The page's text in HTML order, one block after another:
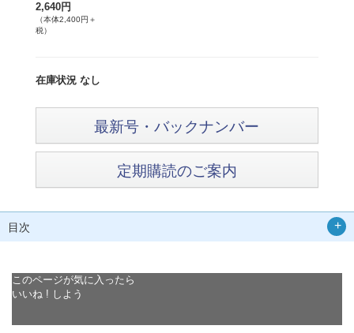
2,640円
（本体2,400円＋
税）
在庫状況 なし
最新号・バックナンバー
定期購読のご案内
目次
このページが気に入ったら
いいね ! しよう